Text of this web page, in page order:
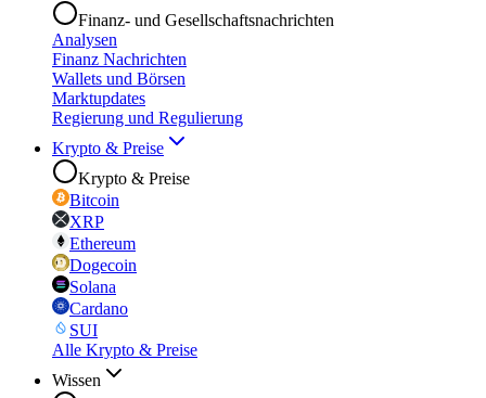
Finanz- und Gesellschaftsnachrichten
Analysen
Finanz Nachrichten
Wallets und Börsen
Marktupdates
Regierung und Regulierung
Krypto & Preise
Krypto & Preise
Bitcoin
XRP
Ethereum
Dogecoin
Solana
Cardano
SUI
Alle Krypto & Preise
Wissen